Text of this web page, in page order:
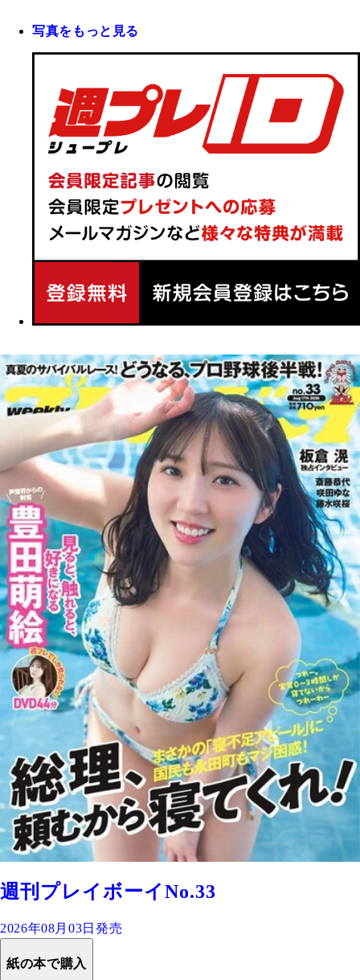
写真をもっと見る
週刊プレイボーイNo.33
2026年08月03日発売
紙の本で購入